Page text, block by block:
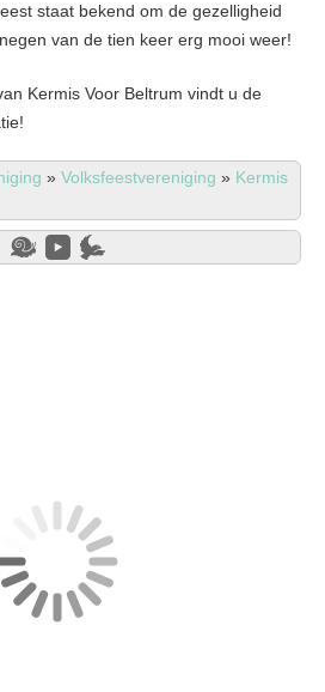
staat bekend om de gezelligheid
van de tien keer erg mooi weer!
Kermis Voor Beltrum vindt u de
» Volksfeestvereniging » Kermis